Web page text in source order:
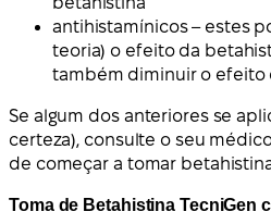
antihistamínicos – estes
teoria) o efeito da
também diminuir o efeito
Se algum dos anteriores se
certeza), consulte o seu
de começar a tomar
Toma de Betahistina TecniGen